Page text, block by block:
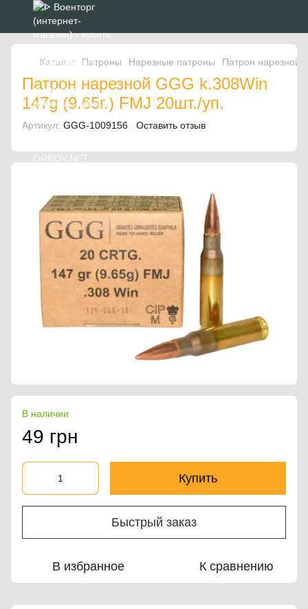
Каталог Патроны Нарезные патроны Патрон нарезной
Патрон нарезной GGG k.308Win
147g (9.65г.) FMJ 20шт./уп.
Артикул: GGG-1009156 Оставить отзыв
В наличии
49 грн
Купить
Быстрый заказ
В избранное К сравнению